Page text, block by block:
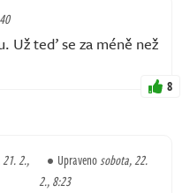
Už teď se za méně než
8
2.,
Upravenosobota, 22.
2., 8:23